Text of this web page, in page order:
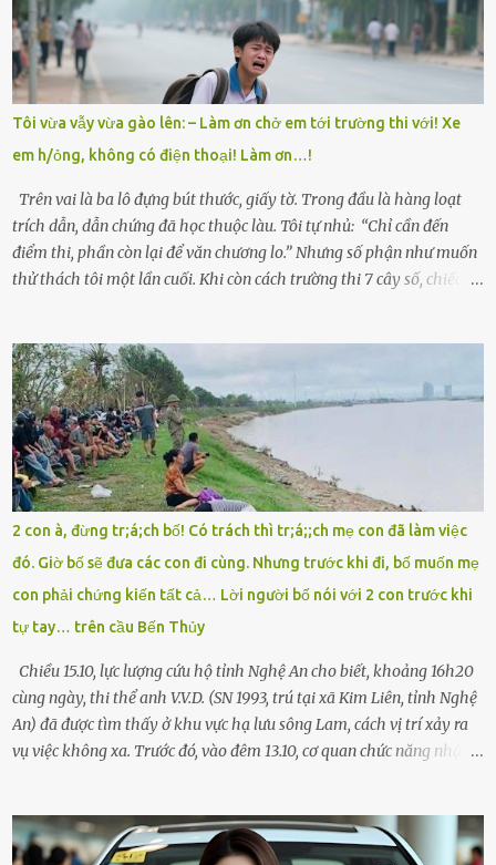
Trí là học sinh giỏi toàn huyện, học lớp 12 nhưng đã biết làm ruộng,
làm thuê, biết đi cày thuê từ 4h sáng rồi lại tất tả về đi học. Người
trong làng thương lắm, bảo: “Thằng Trí học giỏi mà hiền, sau này
nên ông này bà nọ đó!” Trí có ba cô em gái: Mai, Lan và Hương – ba
cái tên mẹ đặt lúc còn sống, mong tụi nhỏ sau này như hoa mai nở
giữa mùa đông. Nhưng hoa có đẹp mấy cũng cần đất màu, mà nhà
thì chỉ toàn đất sỏi đá và khốn khó. Năm đó, Trí đỗ Đại học Bách
Khoa Hà...
Tôi vừa vẫy vừa gào lên: – Làm ơn chở em tới trường thi với! Xe
em h/ỏng, không có điện thoại! Làm ơn…!
Trên vai là ba lô đựng bút thước, giấy tờ. Trong đầu là hàng loạt
trích dẫn, dẫn chứng đã học thuộc làu. Tôi tự nhủ: “Chỉ cần đến
điểm thi, phần còn lại để văn chương lo.” Nhưng số phận như muốn
thử thách tôi một lần cuối. Khi còn cách trường thi 7 cây số, chiếc xe
sực nhớ – điện thoại đang sạc, sáng nay quên mang theo! Giữa con
đường thưa thớt người qua lại, tôi hoảng loạn vẫy tay xin đi nhờ. –
Chú ơi, cháu đi thi, xe hỏng rồi! Làm ơn cho cháu đi nhờ với! – Cô ơi,
giúp cháu với, cháu không có điện thoại… Người thì lắc đầu. Người
thì tăng ga tránh xa như né một kẻ lừa đảo. Tôi gào lên giữa đường
như một kẻ mất trí. Vô ích. 6h10. Còn hơn 30 phút nữa. Trong đầu
tôi chỉ có một lựa chọn duy nhất: chạy. Tôi quăng xe vào vệ đường,
rút tờ giấy báo dự thi nhét túi áo, đeo ba lô và chạy . Chạy miết.
Chạy không ngừng. Qua ngã...
2 con à, đừng tr;á;ch bố! Có trách thì tr;á;;ch mẹ con đã làm việc
đó. Giờ bố sẽ đưa các con đi cùng. Nhưng trước khi đi, bố muốn mẹ
con phải chứng kiến tất cả… Lời người bố nói với 2 con trước khi
tự tay… trên cầu Bến Thủy
Chiều 15.10, lực lượng cứu hộ tỉnh Nghệ An cho biết, khoảng 16h20
cùng ngày, thi thể anh V.V.D. (SN 1993, trú tại xã Kim Liên, tỉnh Nghệ
An) đã được tìm thấy ở khu vực hạ lưu sông Lam, cách vị trí xảy ra
vụ việc không xa. Trước đó, vào đêm 13.10, cơ quan chức năng nhận
– rồi để lại xe máy trên cầu, ôm theo 2 con gái nhỏ nhảy xuống
sông. Người thân và hàng xóm ngóng chờ thông tin tìm kiếm 3 bố